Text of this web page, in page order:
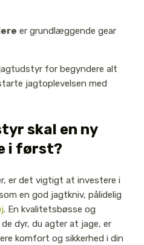
er grundlæggende gear
for begyndere alt
jagtoplevelsen med
skal en ny
i først?
er det vigtigt at investere i
en god jagtkniv, pålidelig
. En kvalitetsbøsse og
dyr, du agter at jage, er
komfort og sikkerhed i din